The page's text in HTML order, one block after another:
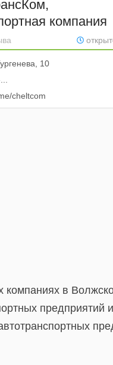
компания
10
cheltcom
в
предприятий